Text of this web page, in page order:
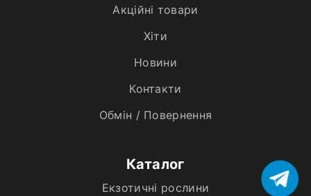
Акційні товари
Хiти
Новини
Контакти
Обмін / Повернення
Каталог
Екзотичні рослини